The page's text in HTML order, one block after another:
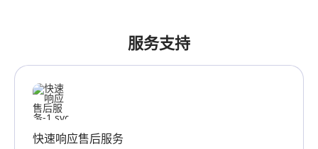
4C
常温循环寿命
1300 次＞80% 0.5C/1C
2C
常温循环寿命
2500次＞80% 0.5C/1C
服务支持
快速响应售后服务